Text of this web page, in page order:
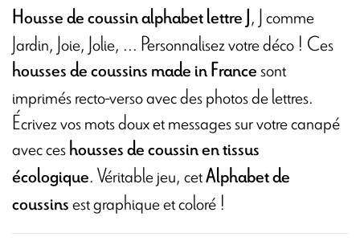
Housse de coussin alphabet lettre J, J comme
Jardin, Joie,Jolie, ... Personnalisez votre déco ! Ces
housses de coussins made in Francesont
imprimés recto-verso avec des photos de lettres.
Écrivez vos mots doux et messages sur votre canapé
avec ceshousses de coussin en tissus
écologique. Véritable jeu, cetAlphabet de
coussinsest graphique et coloré !